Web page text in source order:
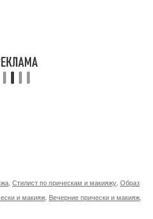
Стилист по прическам и макияжу Образ
и макияж Вечерние прически и макияж